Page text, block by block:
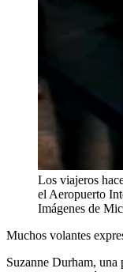
Los viajeros
el Aeropuerto
Imágenes de
Muchos volantes
Suzanne Durham, una